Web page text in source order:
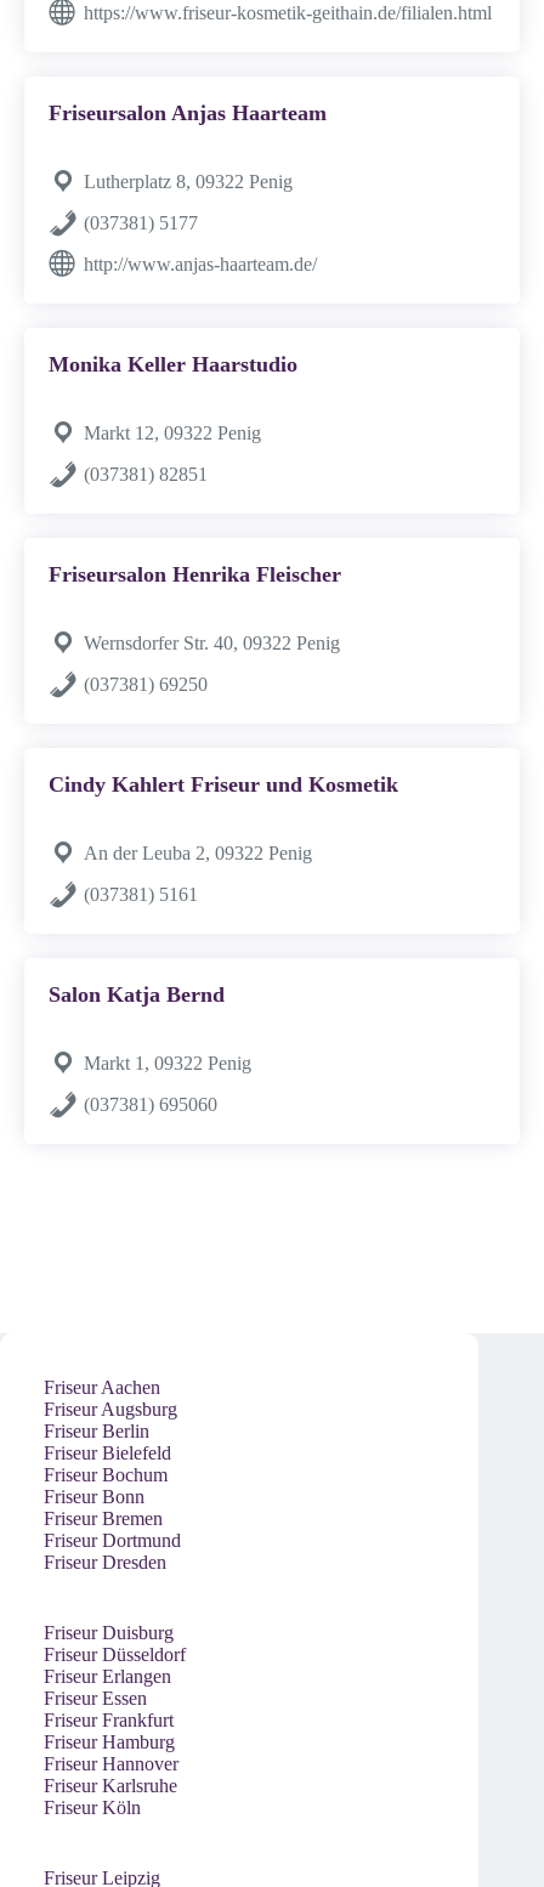
https://www.friseur-kosmetik-geithain.de/filialen.html
Friseursalon Anjas Haarteam
Lutherplatz 8, 09322 Penig
(037381) 5177
http://www.anjas-haarteam.de/
Monika Keller Haarstudio
Markt 12, 09322 Penig
(037381) 82851
Friseursalon Henrika Fleischer
Wernsdorfer Str. 40, 09322 Penig
(037381) 69250
Cindy Kahlert Friseur und Kosmetik
An der Leuba 2, 09322 Penig
(037381) 5161
Salon Katja Bernd
Markt 1, 09322 Penig
(037381) 695060
Friseur Aachen
Friseur Augsburg
Friseur Berlin
Friseur Bielefeld
Friseur Bochum
Friseur Bonn
Friseur Bremen
Friseur Dortmund
Friseur Dresden
Friseur Duisburg
Friseur Düsseldorf
Friseur Erlangen
Friseur Essen
Friseur Frankfurt
Friseur Hamburg
Friseur Hannover
Friseur Karlsruhe
Friseur Köln
Friseur Leipzig